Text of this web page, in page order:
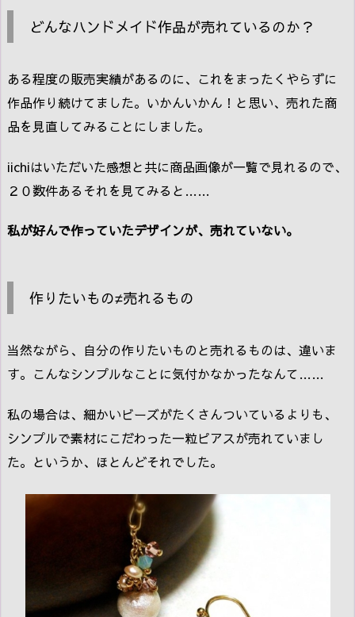
どんなハンドメイド作品が売れているのか？
ある程度の販売実績があるのに、これをまったくやらずに
作品作り続けてました。いかんいかん！と思い、売れた商
品を見直してみることにしました。
iichiはいただいた感想と共に商品画像が一覧で見れるので、
２０数件あるそれを見てみると……
私が好んで作っていたデザインが、売れていない。
作りたいもの≠売れるもの
当然ながら、自分の作りたいものと売れるものは、違いま
す。こんなシンプルなことに気付かなかったなんて……
私の場合は、細かいビーズがたくさんついているよりも、
シンプルで素材にこだわった一粒ピアスが売れていまし
た。というか、ほとんどそれでした。